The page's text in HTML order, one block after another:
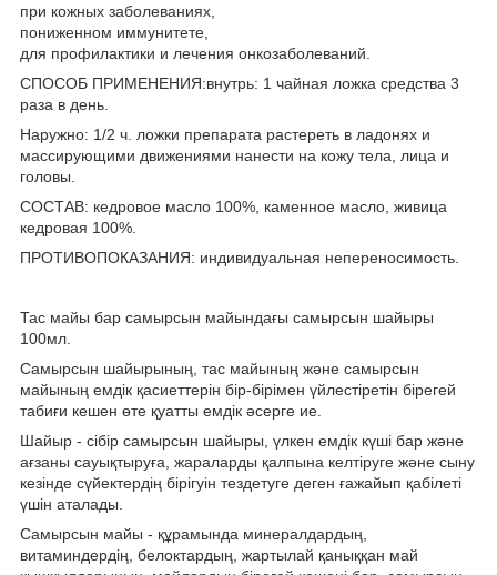
при кожных заболеваниях,
пониженном иммунитете,
для профилактики и лечения онкозаболеваний.
СПОСОБ ПРИМЕНЕНИЯ:внутрь: 1 чайная ложка средства 3
раза в день.
Наружно: 1/2 ч. ложки препарата растереть в ладонях и
массирующими движениями нанести на кожу тела, лица и
головы.
СОСТАВ: кедровое масло 100%, каменное масло, живица
кедровая 100%.
ПРОТИВОПОКАЗАНИЯ: индивидуальная непереносимость.
Тас майы бар самырсын майындағы самырсын шайыры
100мл.
Самырсын шайырының, тас майының және самырсын
майының емдік қасиеттерін бір-бірімен үйлестіретін бірегей
табиғи кешен өте қуатты емдік әсерге ие.
Шайыр - сібір самырсын шайыры, үлкен емдік күші бар және
ағзаны сауықтыруға, жараларды қалпына келтіруге және сыну
кезінде сүйектердің бірігуін тездетуге деген ғажайып қабілеті
үшін аталады.
Самырсын майы - құрамында минералдардың,
витаминдердің, белоктардың, жартылай қаныққан май